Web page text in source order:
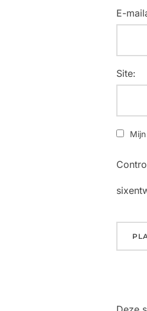
E-
Site: